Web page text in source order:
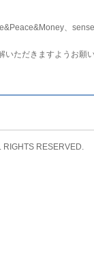
、
ただきますようお願